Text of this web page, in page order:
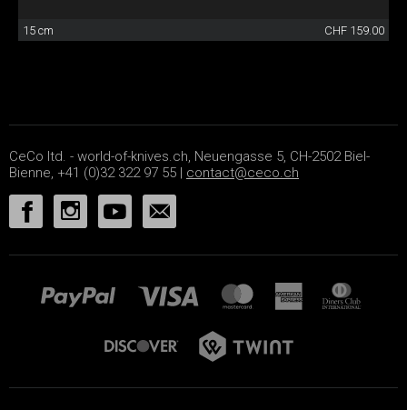
15 cm CHF 159.00
CeCo ltd. - world-of-knives.ch, Neuengasse 5, CH-2502 Biel-
Bienne, +41 (0)32 322 97 55 | contact@ceco.ch